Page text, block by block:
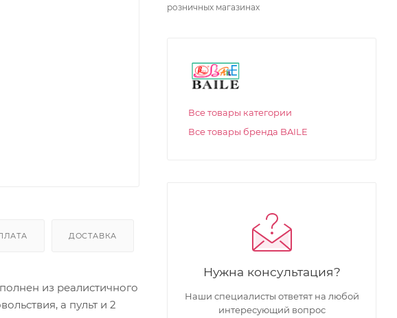
ДОСТАВКА
из реалистичного
а пульт и 2
розничных магазинах
Все товары категории
Все товары бренда BAILE
Нужна консультация?
Наши специалисты ответят на любой
интересующий вопрос